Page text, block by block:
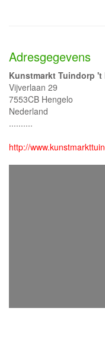
Adresgegevens
Kunstmarkt Tuindorp
Vijverlaan 29
7553CB Hengelo
Nederland
..........
http://